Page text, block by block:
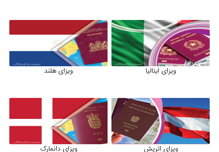
ویزای ایتالیا ویزای هلند
ویزای اتریش ویزای دانمارک